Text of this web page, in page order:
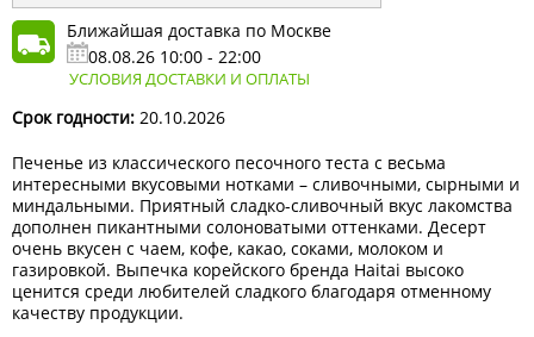
Ближайшая доставка по Москве
08.08.26 10:00 - 22:00
УСЛОВИЯ ДОСТАВКИ И ОПЛАТЫ
Срок годности: 20.10.2026
Печенье из классического песочного теста с весьма
интересными вкусовыми нотками – сливочными, сырными и
миндальными. Приятный сладко-сливочный вкус лакомства
дополнен пикантными солоноватыми оттенками. Десерт
очень вкусен с чаем, кофе, какао, соками, молоком и
газировкой. Выпечка корейского бренда Haitai высоко
ценится среди любителей сладкого благодаря отменному
качеству продукции.